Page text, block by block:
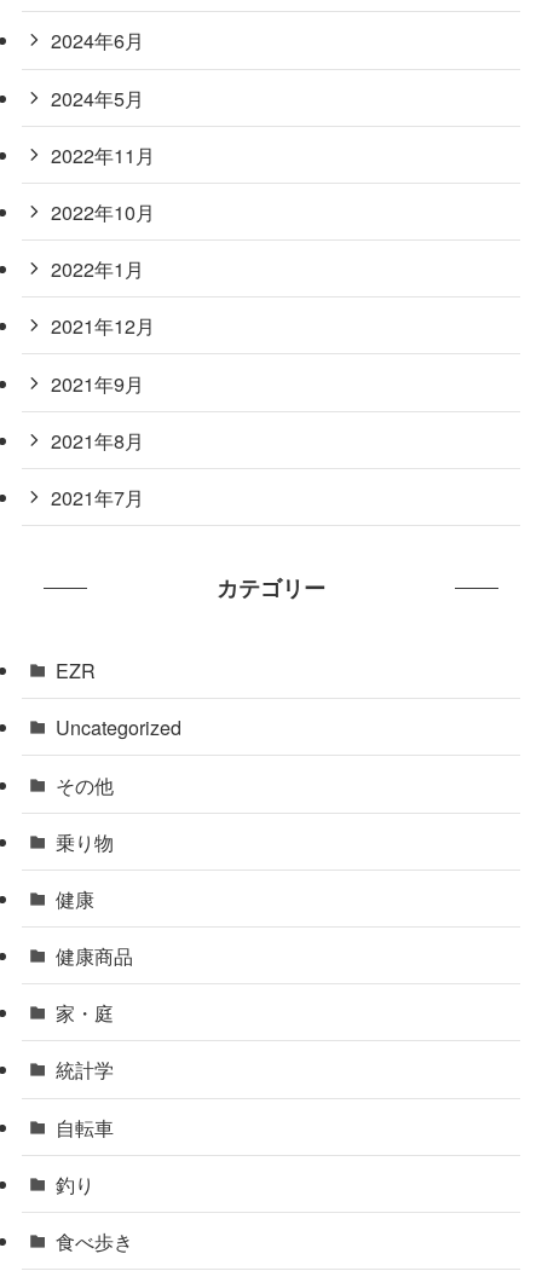
2024年6月
2024年5月
2022年11月
2022年10月
2022年1月
2021年12月
2021年9月
2021年8月
2021年7月
カテゴリー
EZR
Uncategorized
その他
乗り物
健康
健康商品
家・庭
統計学
自転車
釣り
食べ歩き